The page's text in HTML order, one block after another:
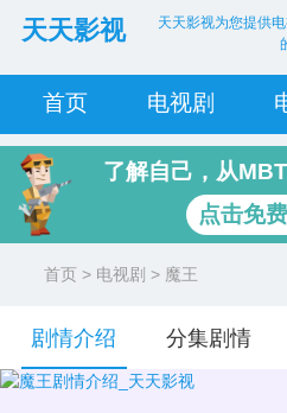
天天影视
天天影视为您提供
首页 电视剧
了解自己，从
点击免
首页 > 电视剧 > 魔王
剧情介绍 分集剧情